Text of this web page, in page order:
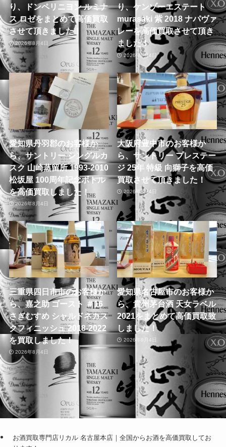
り、ドンペリニヨン ルミナ
ス ロゼをまとめて高価買取
させて頂きました！
2026年8月4日
り、ケンゾーエステート
murasaki 紫 2018 ナパヴァ
レーを高価買取させて頂き
ました！
2026年8月4日
愛知県丹羽郡のお客様か
ら、サントリー シングルカ
スク 山崎蒸留所 1993-2010
松坂屋 100周年記念ボトル
を高価買取しました！
2026年8月4日
大阪府豊中市のお客様か
ら、サントリー プレステー
ジ 25年 特級 向獅子を高価
買取させて頂きました！
2026年8月4日
三重県四日市市のお客様か
ら、嘉之助 ゴースト ＃16
さぎむすめ シャルドネカス
クフィニッシュ 2018-2022
を買取しました！
2026年8月4日
愛知県名古屋市のお客様か
ら、貴州茅台酒 天女ラベル
2021をまとめて高価買取致
しました！
2026年8月4日
お酒買取専門店リカル 名古屋本店｜全国からお酒を高価買取してお